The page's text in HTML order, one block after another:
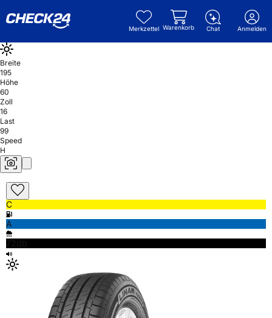
Merkzettel Warenkorb Chat Anmelden
Breite
195
Höhe
60
Zoll
16
Last
99
Speed
H
C
A
72db